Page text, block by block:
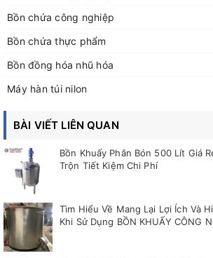
Bồn chứa công nghiệp
Bồn chứa thực phẩm
Bồn đồng hóa nhũ hóa
Máy hàn túi nilon
BÀI VIẾT LIÊN QUAN
Bồn Khuấy Phân Bón 500 Lít Giá
Trộn Tiết Kiệm Chi Phí
Tìm Hiểu Về Mang Lại Lợi Ích Và
Khi Sử Dụng BỒN KHUẤY CÔNG